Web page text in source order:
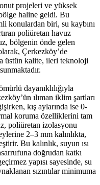
projeleri ve yüksek
haline geldi. Bu
konulardan biri, su kaybını
poliüretan havuz
bölgenin önde gelen
Çerkezköy’de
üstün kalite, ileri teknoloji
dayanıklılığıyla
ılıman iklim şartları
kış aylarında ise 0-
koruma özelliklerini tam
poliüretan izolasyonu
2–3 mm kalınlıkta,
Bu kalınlık, suyun ısı
doğrudan katkı
yapısı sayesinde, su
sızıntılar minimuma